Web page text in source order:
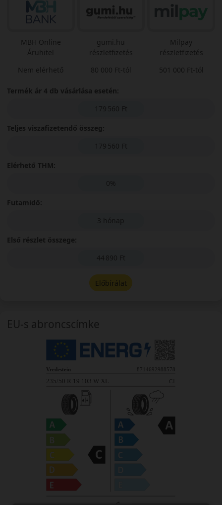
MBH Online
Áruhitel
Nem elérhető
gumi.hu
részletfizetés
80 000 Ft-tól
Milpay
részletfizetés
501 000 Ft-tól
Termék ár 4 db vásárlása esetén:
179 560 Ft
Teljes viszafizetendő összeg:
179 560 Ft
Elérhető THM:
0%
Futamidő:
3 hónap
Első részlet összege:
44 890 Ft
Előbírálat
EU-s abroncscímke